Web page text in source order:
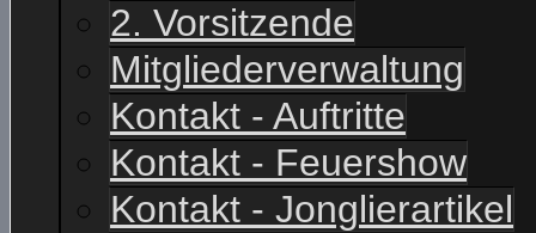
2. Vorsitzende
Mitgliederverwaltung
Kontakt - Auftritte
Kontakt - Feuershow
Kontakt - Jonglierartikel